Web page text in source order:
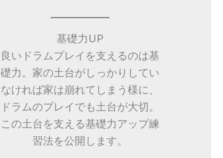
基礎力UP
良いドラムプレイを支えるのは基
礎力。家の土台がしっかりしてい
なければ家は崩れてしまう様に、
ドラムのプレイでも土台が大切。
この土台を支える基礎力アップ練
習法を公開します。